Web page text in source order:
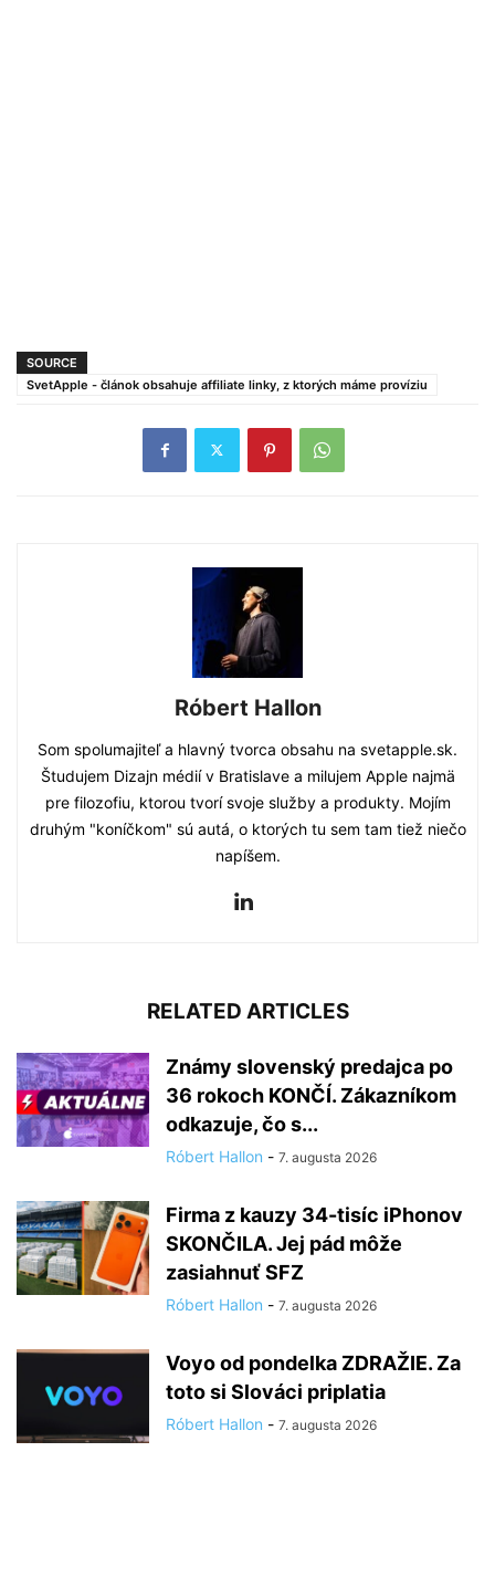
SOURCE
SvetApple - článok obsahuje affiliate linky, z ktorých máme províziu
Róbert Hallon
Som spolumajiteľ a hlavný tvorca obsahu na svetapple.sk.
Študujem Dizajn médií v Bratislave a milujem Apple najmä
pre filozofiu, ktorou tvorí svoje služby a produkty. Mojím
druhým "koníčkom" sú autá, o ktorých tu sem tam tiež niečo
napíšem.
RELATED ARTICLES
Známy slovenský predajca po
36 rokoch KONČÍ. Zákazníkom
odkazuje, čo s...
Róbert Hallon - 7. augusta 2026
Firma z kauzy 34-tisíc iPhonov
SKONČILA. Jej pád môže
zasiahnuť SFZ
Róbert Hallon - 7. augusta 2026
Voyo od pondelka ZDRAŽIE. Za
toto si Slováci priplatia
Róbert Hallon - 7. augusta 2026